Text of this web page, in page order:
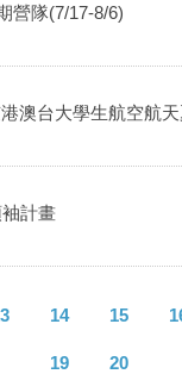
營隊(7/17-8/6)
澳台大學生航空航
計畫
14 15
19 20